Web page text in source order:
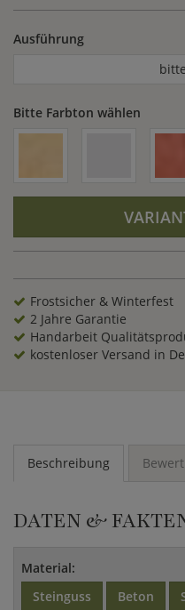
Ausführung
Bitte Farbton wählen
Frostsicher & Winterfest
2 Jahre Garantie
Handarbeit
kostenloser Versand in
Beschreibung
DATEN &
Material:
Steinguss
Beton